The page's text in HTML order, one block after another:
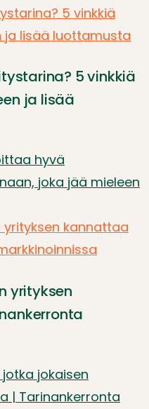
5 vinkkiä
ja lisää
hyvä
joka jää mieleen
yrityksen
jokaisen
| Tarinankerronta